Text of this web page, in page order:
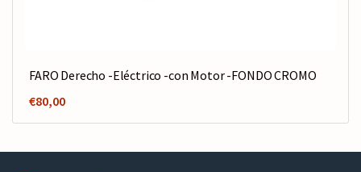
FARO Derecho -Eléctrico -con Motor -FONDO CROMO
€80,00